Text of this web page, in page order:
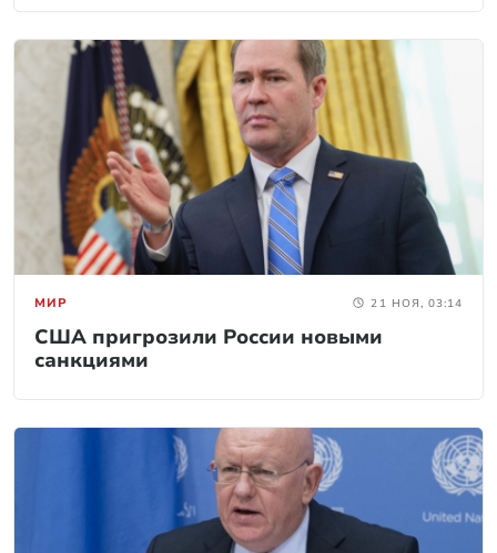
МИР 21 НОЯ, 03:14
США пригрозили России новыми
санкциями